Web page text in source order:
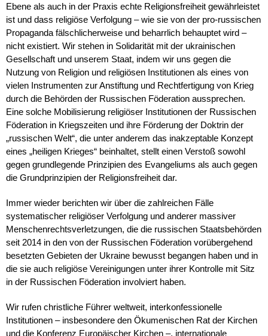
Ebene als auch in der Praxis echte Religionsfreiheit gewährleistet
ist und dass religiöse Verfolgung – wie sie von der pro-russischen
Propaganda fälschlicherweise und beharrlich behauptet wird –
nicht existiert. Wir stehen in Solidarität mit der ukrainischen
Gesellschaft und unserem Staat, indem wir uns gegen die
Nutzung von Religion und religiösen Institutionen als eines von
vielen Instrumenten zur Anstiftung und Rechtfertigung von Krieg
durch die Behörden der Russischen Föderation aussprechen.
Eine solche Mobilisierung religiöser Institutionen der Russischen
Föderation in Kriegszeiten und ihre Förderung der Doktrin der
„russischen Welt“, die unter anderem das inakzeptable Konzept
eines „heiligen Krieges“ beinhaltet, stellt einen Verstoß sowohl
gegen grundlegende Prinzipien des Evangeliums als auch gegen
die Grundprinzipien der Religionsfreiheit dar.
Immer wieder berichten wir über die zahlreichen Fälle
systematischer religiöser Verfolgung und anderer massiver
Menschenrechtsverletzungen, die die russischen Staatsbehörden
seit 2014 in den von der Russischen Föderation vorübergehend
besetzten Gebieten der Ukraine bewusst begangen haben und in
die sie auch religiöse Vereinigungen unter ihrer Kontrolle mit Sitz
in der Russischen Föderation involviert haben.
Wir rufen christliche Führer weltweit, interkonfessionelle
Institutionen – insbesondere den Ökumenischen Rat der Kirchen
und die Konferenz Europäischer Kirchen –, internationale